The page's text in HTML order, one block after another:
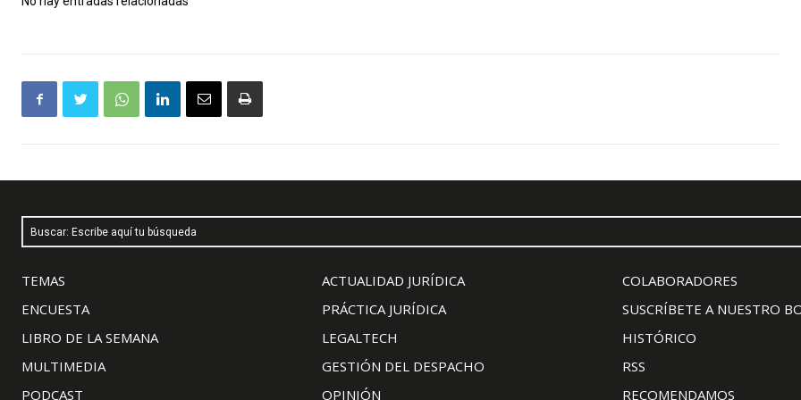
Buscar: Escribe aquí tu búsqueda
TEMAS
ENCUESTA
LIBRO DE LA SEMANA
MULTIMEDIA
PODCAST
ACTUALIDAD JURÍDICA
PRÁCTICA JURÍDICA
LEGALTECH
GESTIÓN DEL DESPACHO
OPINIÓN
COLABORADORES
SUSCRÍBETE A NUESTRO
HISTÓRICO
RSS
RECOMENDAMOS